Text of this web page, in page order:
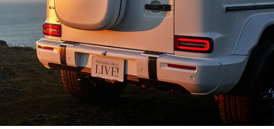
E-Class
Stationwagon
E-Class All-
Terrain
試乗リクエ
スト
オンライン
ショールー